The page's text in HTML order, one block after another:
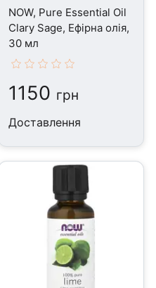
NOW, Pure Essential Oil
Clary Sage, Ефірна олія,
30 мл
1150 грн
Доставлення